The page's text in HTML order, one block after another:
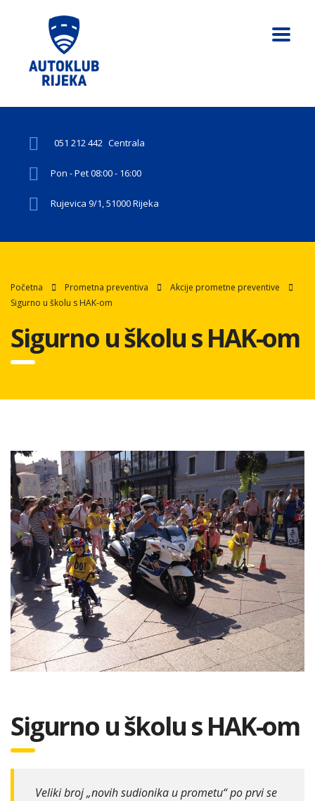
051 212 442 Centrala
Pon - Pet 08:00 - 16:00
Rujevica 9/1, 51000 Rijeka
Početna Prometna preventiva
Akcije prometne preventive
Sigurno u školu s HAK-om
Sigurno u školu s HAK-om
Sigurno u školu s HAK-om
Veliki broj „novih sudionika u prometu“ po prvi se